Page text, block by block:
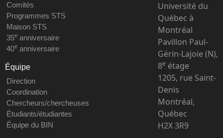
Comités
Programmes STS
Maison STS
35eanniversaire
40eanniversaire
Équipe
Direction
Coordination
Chercheurs/chercheuses
Étudiants/étudiantes
Équipe du BIN
Université du
Québec à
Montréal
Pavillon Paul-
Gérin-Lajoie (N),
8e étage
1205, rue Saint-
Denis
Montréal,
Québec
H2X 3R9